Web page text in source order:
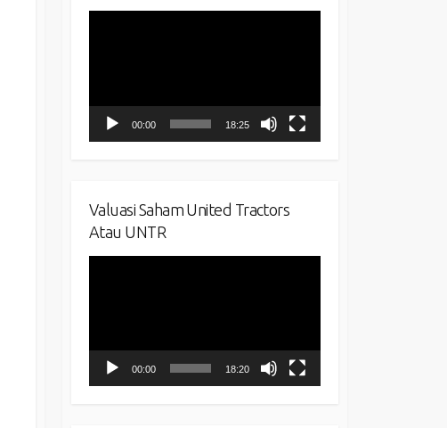
00:00 18:25
Valuasi Saham United Tractors
Atau UNTR
00:00 18:20